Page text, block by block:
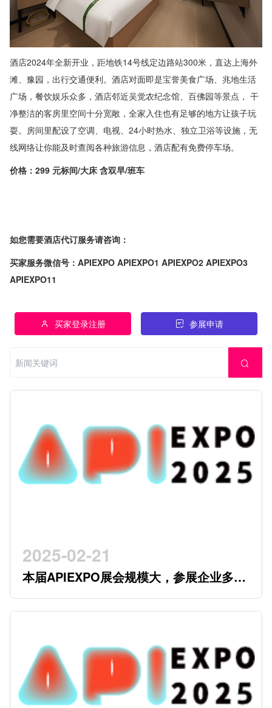
酒店2024年全新开业，距地铁14号线定边路站300米，直达上海外
滩、豫园，出行交通便利。酒店对面即是宝誉美食广场、兆地生活
广场，餐饮娱乐众多，酒店邻近吴觉农纪念馆、百佛园等景点， 干
净整洁的客房里空间十分宽敞，全家入住也有足够的地方让孩子玩
耍。房间里配设了空调、电视、24小时热水、独立卫浴等设施，无
线网络让你能及时查阅各种旅游信息，酒店配有免费停车场。
价格：299 元标间/大床 含双早/班车
如您需要酒店代订服务请咨询：
买家服务微信号：APIEXPO APIEXPO1 APIEXPO2 APIEXPO3
APIEXPO11
买家登录注册 参展申请
2025-02-21
本届APIEXPO展会规模大，参展企业多，
参观观众多，看展时间紧，怎么办？